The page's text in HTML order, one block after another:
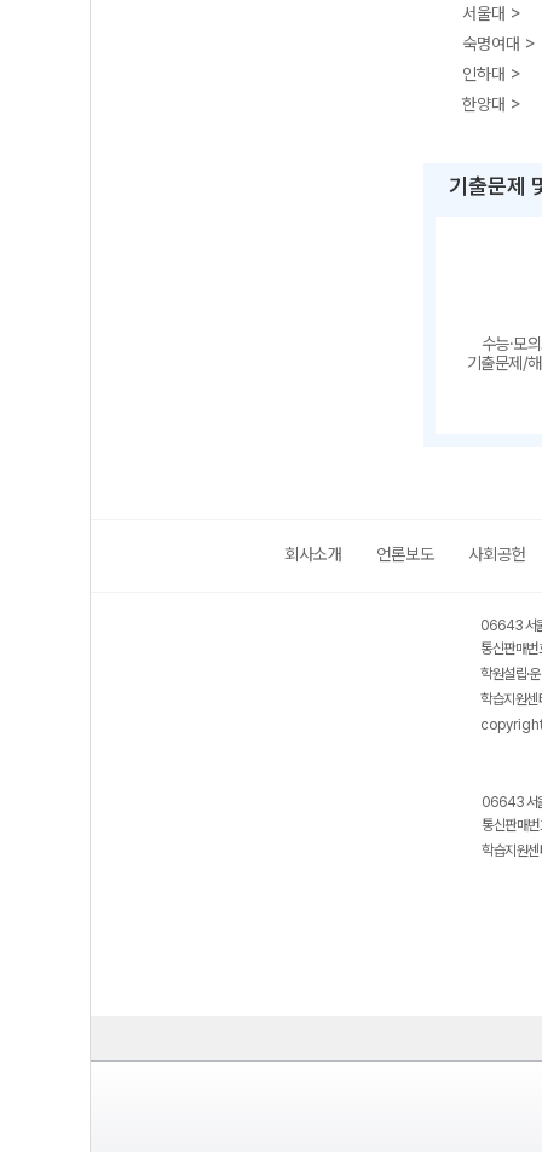
서울대 >
숙명여대 >
인하대 >
한양대 >
기출문제
수능·모
기출문제/
회사소개 언론보도 사회공헌
06643 서
통신판매
학원설립·
학습지원
06643 서
통신판매
학습지원